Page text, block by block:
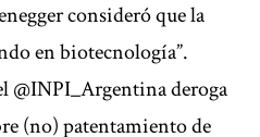
consideró que la
en biotecnología”.
@INPI_Argentina deroga
(no) patentamiento de